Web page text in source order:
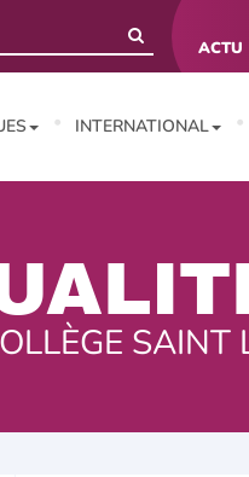
ACTU
INTERNATIONAL
SAINT